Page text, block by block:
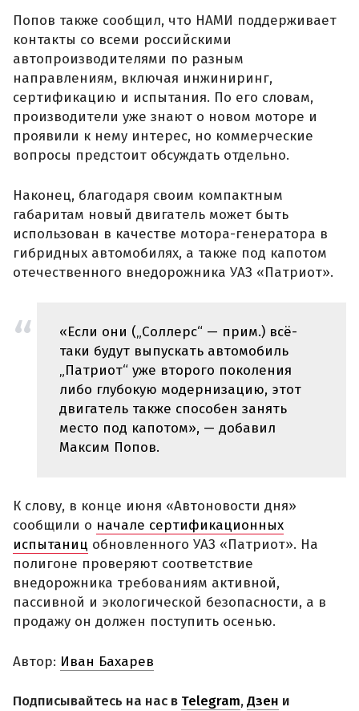
Попов также сообщил, что НАМИ поддерживает
контакты со всеми российскими
автопроизводителями по разным
направлениям, включая инжиниринг,
сертификацию и испытания. По его словам,
производители уже знают о новом моторе и
проявили к нему интерес, но коммерческие
вопросы предстоит обсуждать отдельно.
Наконец, благодаря своим компактным
габаритам новый двигатель может быть
использован в качестве мотора-генератора в
гибридных автомобилях, а также под капотом
отечественного внедорожника УАЗ «Патриот».
«Если они („Соллерс“ — прим.) всё-
таки будут выпускать автомобиль
„Патриот“ уже второго поколения
либо глубокую модернизацию, этот
двигатель также способен занять
место под капотом», — добавил
Максим Попов.
К слову, в конце июня «Автоновости дня»
сообщили о начале сертификационных
испытаниц обновленного УАЗ «Патриот». На
полигоне проверяют соответствие
внедорожника требованиям активной,
пассивной и экологической безопасности, а в
продажу он должен поступить осенью.
Автор: Иван Бахарев
Подписывайтесь на нас в Telegram,Дзен и